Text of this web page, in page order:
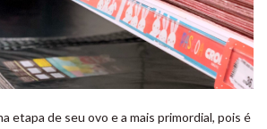
etapa de seu ovo e a mais primordial, pois é